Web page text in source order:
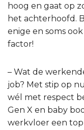
hoog en gaat op
het achterhoofd.
enige en soms
factor!
– Wat de
job? Met stip op
wél met respect
Gen X en baby
werkvloer een